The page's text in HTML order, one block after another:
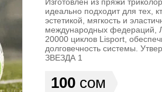
идеально подходит для тех,
эстетикой, мягкость и
международных федераций,
20000 циклов Lisport,
долговечность системы.
ЗВЕЗДА 1
100 сом